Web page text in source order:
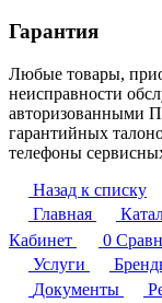
Гарантия
Любые товары,
неисправности
авторизованными
гарантийных
телефоны
Назад к списку
Главная
Кабинет
0
Услуги
Документы